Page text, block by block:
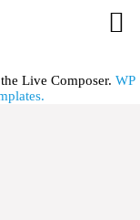
Live Composer. WP